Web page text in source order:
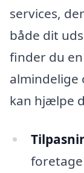
services,
både dit
finder du
almindelige
kan hjælpe